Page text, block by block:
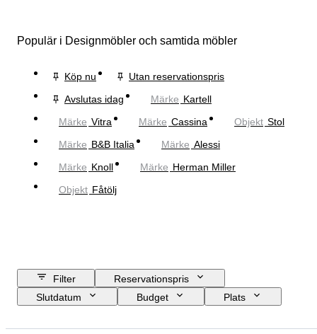
Populär i Designmöbler och samtida möbler
Köp nu
Utan reservationspris
Avslutas idag
Märke Kartell
Märke Vitra Märke Cassina Objekt Stol
Märke B&B Italia Märke Alessi
Märke Knoll Märke Herman Miller
Objekt Fåtölj
Filter
Reservationspris
Slutdatum
Budget
Plats